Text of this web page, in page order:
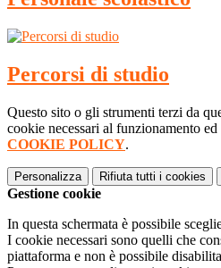
Percorsi di studio
Questo sito o gli strumenti terzi da
cookie necessari al funzionamento
COOKIE POLICY.
Personalizza Rifiuta tutti i cookies
Gestione cookie
In questa schermata è possibile
I cookie necessari sono quelli che
piattaforma e non è possibile